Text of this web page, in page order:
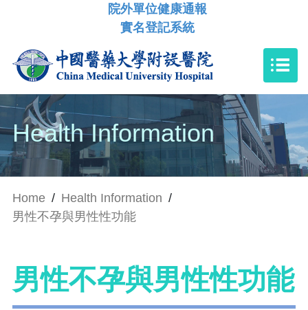
院外單位健康通報
實名登記系統
Health Information
Home / Health Information /
男性不孕與男性性功能
男性不孕與男性性功能